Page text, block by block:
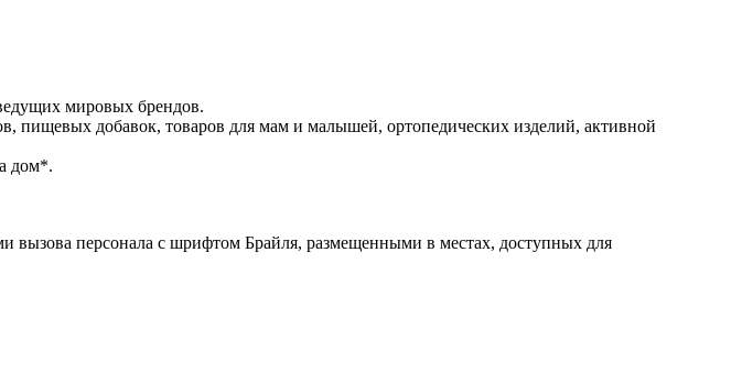
мировых брендов.
пищевых добавок, товаров для мам и малышей, ортопедических изделий, активной
дом*.
персонала с шрифтом Брайля, размещенными в местах, доступных для